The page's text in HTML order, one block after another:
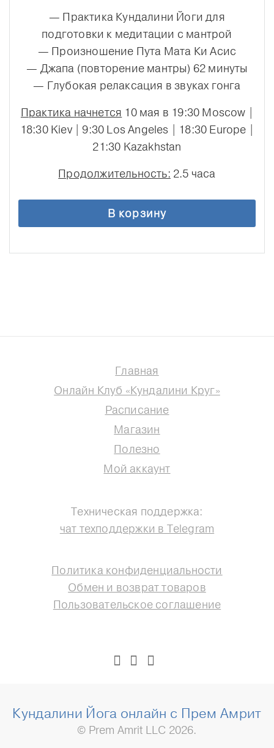
— Практика Кундалини Йоги для
подготовки к медитации с мантрой
— Произношение Пута Мата Ки Асис
— Джапа (повторение мантры) 62 минуты
— Глубокая релаксация в звуках гонга
Практика начнется 10 мая в 19:30 Moscow |
18:30 Kiev | 9:30 Los Angeles | 18:30 Europe |
21:30 Kazakhstan
Продолжительность: 2.5 часа
В корзину
Главная
Онлайн Клуб «Кундалини Круг»
Расписание
Магазин
Полезно
Мой аккаунт
Техническая поддержка:
чат техподдержки в Telegram
Политика конфиденциальности
Обмен и возврат товаров
Пользовательское соглашение
Кундалини Йога онлайн с Прем Амрит
© Prem Amrit LLC 2026.